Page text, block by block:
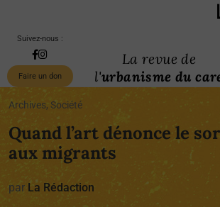
Suivez-nous :
Faire un don
La revue de
l'urbanisme du
Archives, Société
Quand l’art dénonce le
aux migrants
par La Rédaction